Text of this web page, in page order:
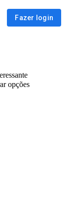
Fazer login
opções